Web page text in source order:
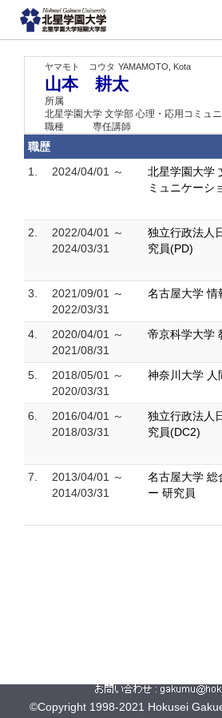
ヤマモト コウタ YAMAMOTO, Kota
山本 耕太
所属
北星学園大学 文学部 心理・応用コミュ
職種
専任講師
職歴
1.
2024/04/01 ～
北星学園大学
ミュニケーシ
2.
2022/04/01 ～
2024/03/31
独立行政法人
究員(PD)
3.
2021/09/01 ～
2022/03/31
名古屋大学 情
4.
2020/04/01 ～
2021/08/31
帝京科学大学
5.
2018/05/01 ～
2020/03/31
神奈川大学 人
6.
2016/04/01 ～
2018/03/31
独立行政法人
究員(DC2)
7.
2013/04/01 ～
2014/03/31
名古屋大学 総
ー 研究員
©Copyright 1998-2021 Hokusei